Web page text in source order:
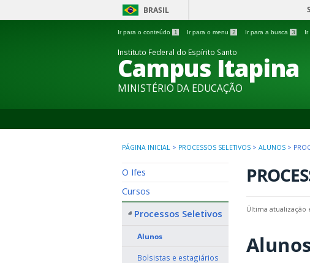
BRASIL
Ir para o conteúdo 1 Ir para o menu 2 Ir para a busca 3 Ir
Instituto Federal do Espírito Santo
Campus Itapina
MINISTÉRIO DA EDUCAÇÃO
PÁGINA INICIAL > PROCESSOS SELETIVOS > ALUNOS >
O Ifes
Cursos
Processos Seletivos
Alunos
Bolsistas e estagiários
Última atualização